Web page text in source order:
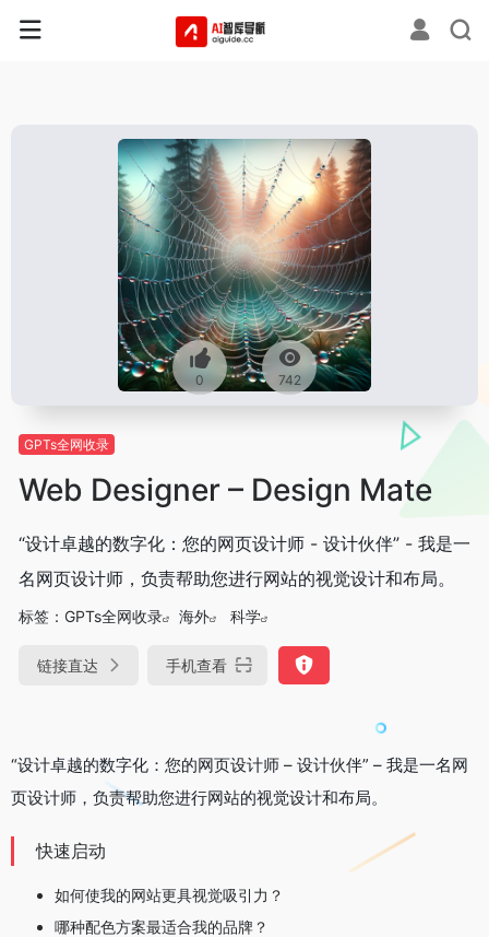
0 742
GPTs全网收录
Web Designer – Design Mate
“设计卓越的数字化：您的网页设计师 - 设计伙伴” - 我是一
名网页设计师，负责帮助您进行网站的视觉设计和布局。
标签： GPTs全网收录 海外 科学
链接直达 手机查看
“设计卓越的数字化：您的网页设计师 – 设计伙伴” – 我是一名网
页设计师，负责帮助您进行网站的视觉设计和布局。
快速启动
如何使我的网站更具视觉吸引力？
哪种配色方案最适合我的品牌？